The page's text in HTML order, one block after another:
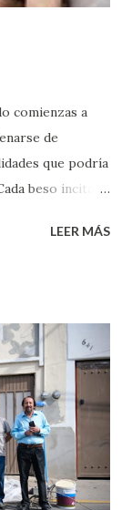
comienzas a
de
que podría
beso incita
El problema es
Pero incluso
no son expertos
que
Si eres una
tal vez
esperar para
con
LEER MÁS